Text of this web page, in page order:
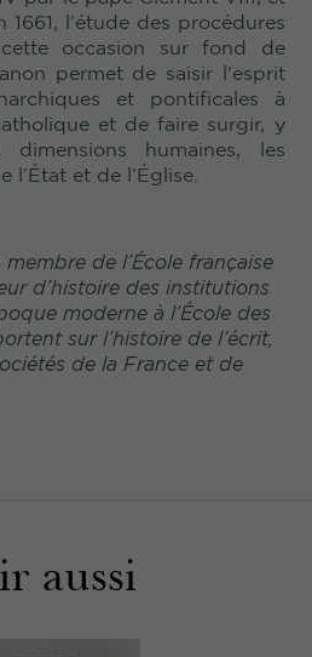
l’étude des procédures
occasion sur fond de
permet de saisir l'esprit
et pontificales à
et de faire surgir, y
humaines, les
et de l’Église.
de l’École française
d’histoire des institutions
moderne à l’École des
sur l’histoire de l’écrit,
de la France et de
aussi